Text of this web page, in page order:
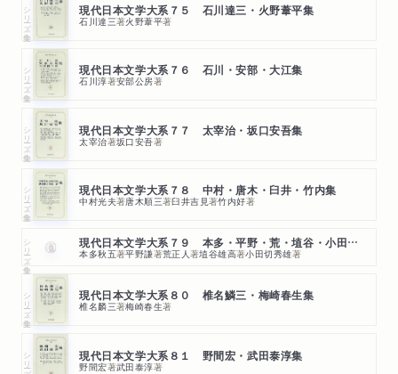
シリーズ・全集 現代日本文学大系７５ 石川達三・火野葦平集
石川達三著火野葦平著
シリーズ・全集 現代日本文学大系７６ 石川・安部・大江集
石川淳著安部公房著
シリーズ・全集 現代日本文学大系７７ 太宰治・坂口安吾集
太宰治著坂口安吾著
シリーズ・全集 現代日本文学大系７８ 中村・唐木・臼井・竹内集
中村光夫著唐木順三著臼井吉見著竹内好著
シリーズ・全集 現代日本文学大系７９ 本多・平野・荒・埴谷・小田切集
本多秋五著平野謙著荒正人 著埴谷雄高著小田切秀雄著
シリーズ・全集 現代日本文学大系８０ 椎名鱗三・梅崎春生集
椎名麟三著梅崎春生著
シリーズ・全集 現代日本文学大系８１ 野間宏・武田泰淳集
野間宏著武田泰淳著